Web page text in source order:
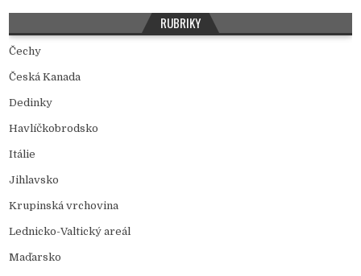
RUBRIKY
Čechy
Česká Kanada
Dedinky
Havlíčkobrodsko
Itálie
Jihlavsko
Krupinská vrchovina
Lednicko-Valtický areál
Maďarsko